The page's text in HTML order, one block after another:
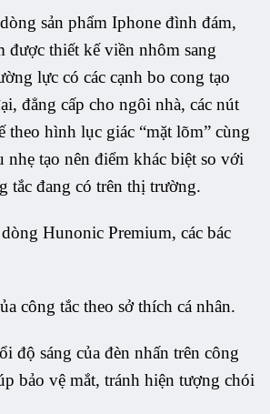
sản phẩm Iphone đình đám,
được thiết kế viền nhôm sang
lực có các cạnh bo cong tạo
đẳng cấp cho ngôi nhà, các nút
theo hình lục giác “mặt lõm” cùng
nhẹ tạo nên điểm khác biệt so với
tắc đang có trên thị trường.
Hunonic Premium, các bác
công tắc theo sở thích cá nhân.
độ sáng của đèn nhấn trên công
bảo vệ mắt, tránh hiện tượng chói